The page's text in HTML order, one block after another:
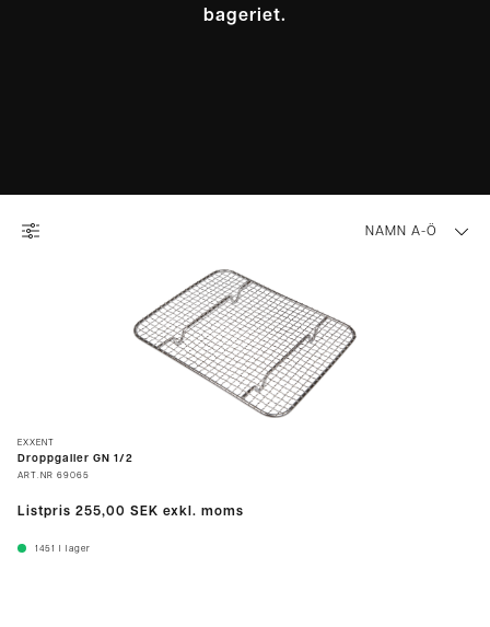
bageriet.
NAMN A-Ö
EXXENT
Droppgaller GN 1/2
ART.NR 69065
Listpris 255,00 SEK exkl. moms
1451 I lager